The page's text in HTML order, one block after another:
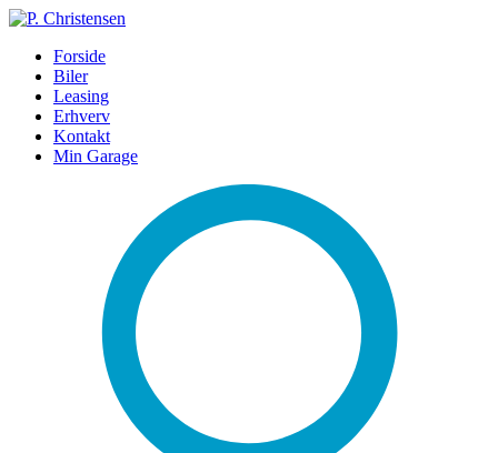
Forside
Biler
Leasing
Erhverv
Kontakt
Min Garage